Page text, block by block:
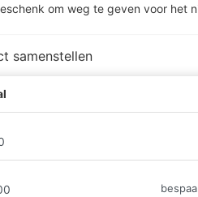
om weg te geven voor het
samenstellen